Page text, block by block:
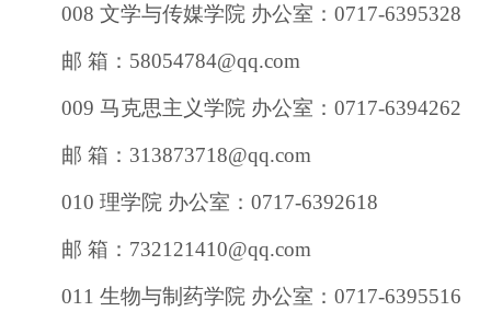
008 文学与传媒学院 办公室：0717-6395328
邮 箱：58054784@qq.com
009 马克思主义学院 办公室：0717-6394262
邮 箱：313873718@qq.com
010 理学院 办公室：0717-6392618
邮 箱：732121410@qq.com
011 生物与制药学院 办公室：0717-6395516